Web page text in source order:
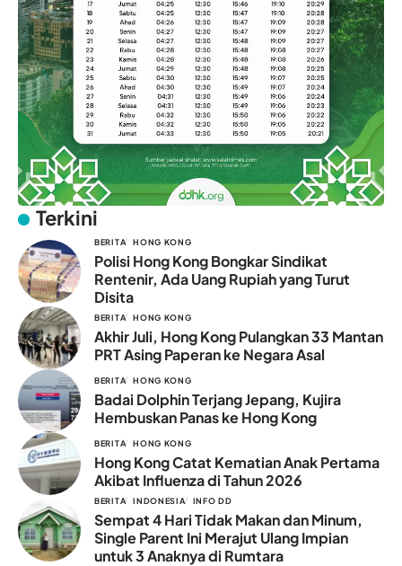
Terkini
BERITA HONG KONG
Polisi Hong Kong Bongkar Sindikat
Rentenir, Ada Uang Rupiah yang Turut
Disita
BERITA HONG KONG
Akhir Juli, Hong Kong Pulangkan 33 Mantan
PRT Asing Paperan ke Negara Asal
BERITA HONG KONG
Badai Dolphin Terjang Jepang, Kujira
Hembuskan Panas ke Hong Kong
BERITA HONG KONG
Hong Kong Catat Kematian Anak Pertama
Akibat Influenza di Tahun 2026
BERITA INDONESIA INFO DD
Sempat 4 Hari Tidak Makan dan Minum,
Single Parent Ini Merajut Ulang Impian
untuk 3 Anaknya di Rumtara